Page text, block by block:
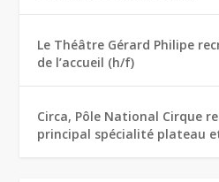
Le Théâtre Gérard Philipe
de l’accueil (h/f)
Circa, Pôle National Cirque
principal spécialité plateau